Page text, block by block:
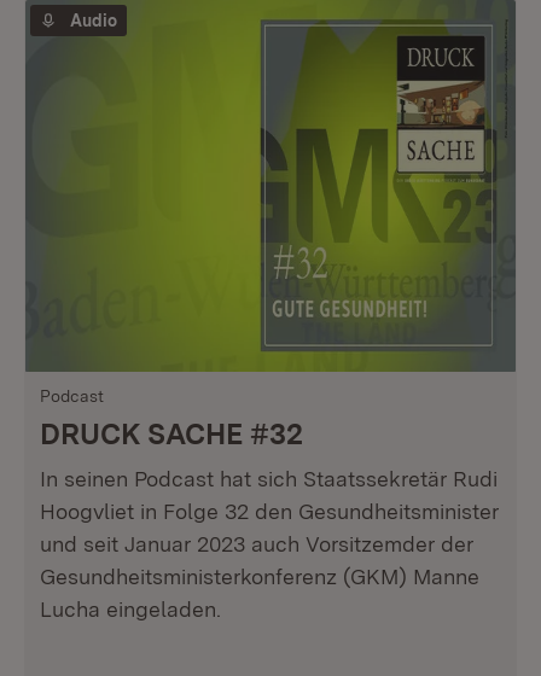
Audio
Podcast
DRUCK SACHE #32
In seinen Podcast hat sich Staatssekretär Rudi
Hoogvliet in Folge 32 den Gesundheitsminister
und seit Januar 2023 auch Vorsitzemder der
Gesundheitsministerkonferenz (GKM) Manne
Lucha eingeladen.